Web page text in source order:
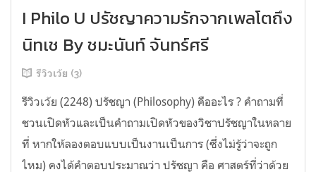
I Philo U ปรัชญาความรักจากเพลโตถึง
นิทเช By ชมะนันท์ จันทร์ศรี
รีวิวเว้ย (3)
รีวิวเว้ย (2248) ปรัชญา (Philosophy) คืออะไร ? คำถามที่
ชวนเปิดหัวและเป็นคำถามเปิดหัวของวิชาปรัชญาในหลาย
ที่ หากให้ลองตอบแบบเป็นงานเป็นการ (ซึ่งไม่รู้ว่าจะถูก
ไหม) คงได้คำตอบประมาณว่า ปรัชญา คือ ศาสตร์ที่ว่าด้วย